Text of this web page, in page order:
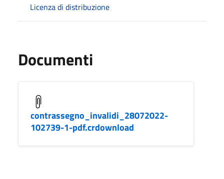
Licenza di distribuzione
Documenti
contrassegno_invalidi_28072022-
102739-1-pdf.crdownload